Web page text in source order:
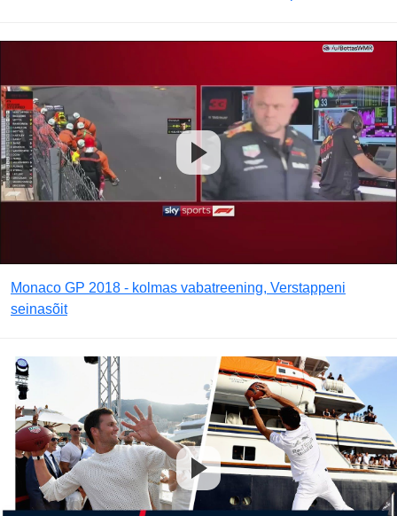
Monaco GP 2018 - kolmas vabatreening, Verstappeni
seinasõit